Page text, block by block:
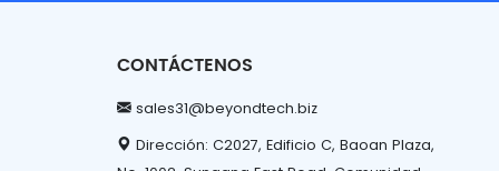
CONTÁCTENOS
sales31@beyondtech.biz
Dirección: C2027, Edificio C, Baoan Plaza,